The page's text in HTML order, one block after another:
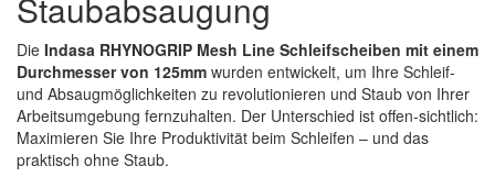
(3)
Proma
(21)
Sia
(3)
Spectral
StarChem
Die Indasa RHYNOGRIP Mesh Line Schleifscheiben mit einem
Durchmesser von 125mm wurden entwickelt, um Ihre Schleif-
und Absaugmöglichkeiten zu revolutionieren und Staub von Ihrer
Arbeitsumgebung fernzuhalten. Der Unterschied ist offen-sichtlich:
Maximieren Sie Ihre Produktivität beim Schleifen – und das
praktisch ohne Staub.